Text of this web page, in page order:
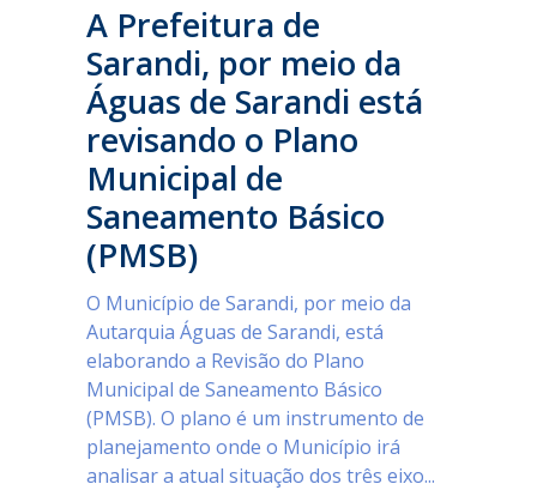
A Prefeitura de
Sarandi, por meio da
Águas de Sarandi está
revisando o Plano
Municipal de
Saneamento Básico
(PMSB)
O Município de Sarandi, por meio da
Autarquia Águas de Sarandi, está
elaborando a Revisão do Plano
Municipal de Saneamento Básico
(PMSB). O plano é um instrumento de
planejamento onde o Município irá
analisar a atual situação dos três eixo...